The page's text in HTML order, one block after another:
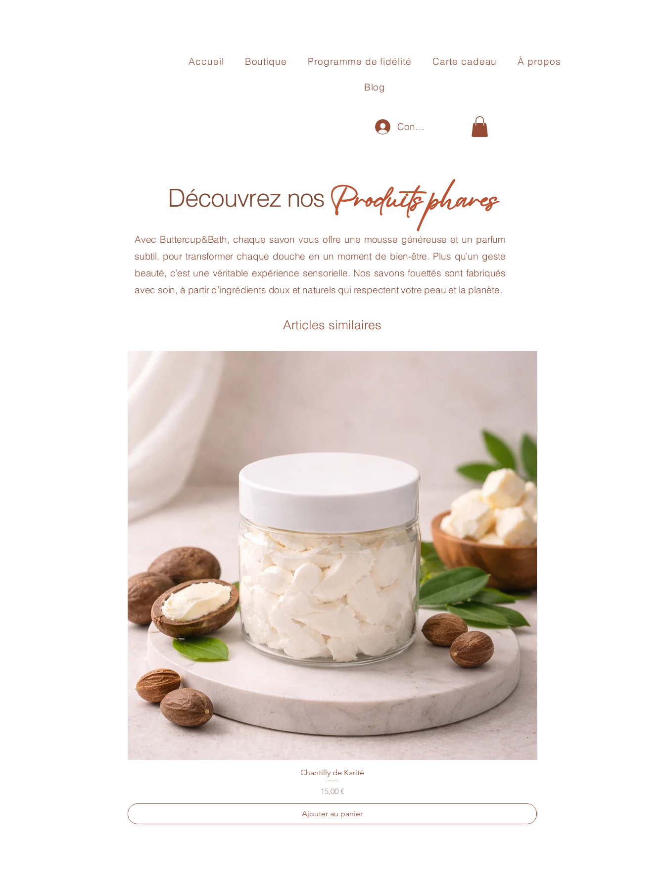
Accueil Boutique Programme de fidélité Carte cadeau À propos
Blog
Connexion
Découvrez nos Produits phares
Avec Buttercup&Bath, chaque savon vous offre une mousse généreuse et un parfum
subtil, pour transformer chaque douche en un moment de bien-être. Plus qu’un geste
beauté, c’est une véritable expérience sensorielle. Nos savons fouettés sont fabriqués
avec soin, à partir d’ingrédients doux et naturels qui respectent votre peau et la planète.
Articles similaires
Chantilly de Karité
Prix
15,00 €
Ajouter au panier